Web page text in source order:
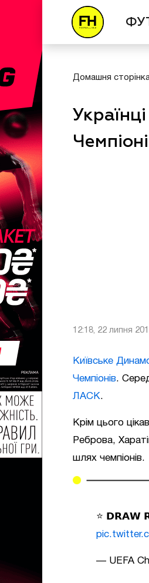
Домашня
12:18, 22 липня
Київське
Чемпіонів.
ЛАСК.
Крім цього
Реброва,
шлях чемпіонів.
⭐️ 𝗗𝗥𝗔𝗪
— UEFA